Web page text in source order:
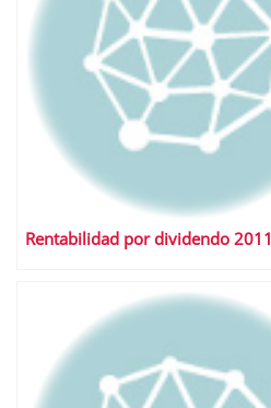
Rentabilidad por dividendo 2011